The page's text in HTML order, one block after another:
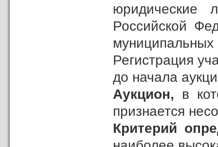
юридические
Российской
Регистрация
до начала
Аукцион, в
признается
Критерий